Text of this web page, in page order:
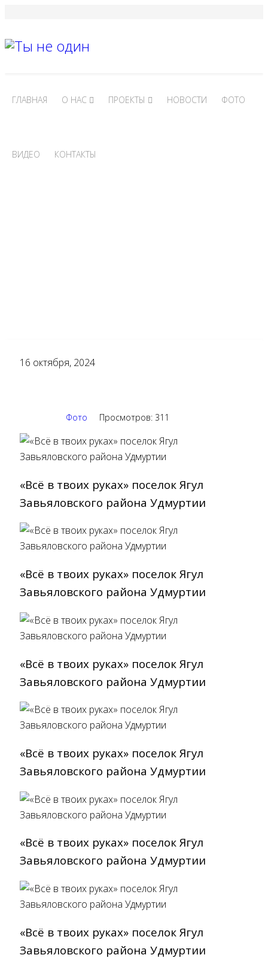
ГЛАВНАЯ О НАС ПРОЕКТЫ НОВОСТИ ФОТО
ВИДЕО КОНТАКТЫ
16 октября, 2024
Фото Просмотров: 311
«Всё в твоих руках» поселок Ягул
Завьяловского района Удмуртии
«Всё в твоих руках» поселок Ягул
Завьяловского района Удмуртии
«Всё в твоих руках» поселок Ягул
Завьяловского района Удмуртии
«Всё в твоих руках» поселок Ягул
Завьяловского района Удмуртии
«Всё в твоих руках» поселок Ягул
Завьяловского района Удмуртии
«Всё в твоих руках» поселок Ягул
Завьяловского района Удмуртии